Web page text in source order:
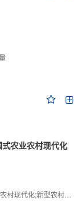
农业农村现代化
经济;城乡融合发展;新质生产力